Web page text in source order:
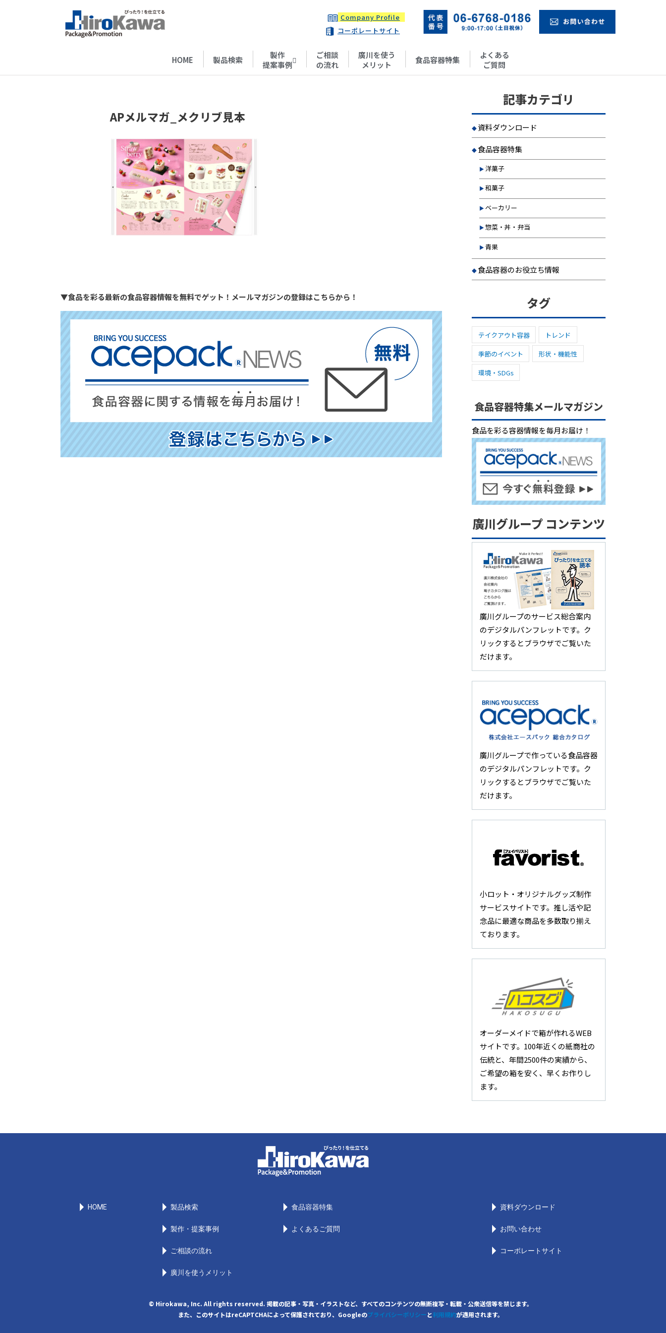
Company Profile
コーポレートサイト
HOME 製品検索
製作
提案事例
ご相談
の流れ
廣川を使う
メリット
食品容器特集
よくある
ご質問
APメルマガ_メクリブ見本
▼食品を彩る最新の食品容器情報を無料でゲット！メールマガジンの登録はこちらから！
記事カテゴリ
資料ダウンロード
食品容器特集
洋菓子
和菓子
ベーカリー
惣菜・丼・弁当
青果
食品容器のお役立ち情報
タグ
テイクアウト容器
トレンド
季節のイベント
形状・機能性
環境・SDGs
食品容器特集メールマガジン
食品を彩る容器情報を毎月お届け！
廣川グループ コンテンツ
廣川グループのサービス総合案内
のデジタルパンフレットです。ク
リックするとブラウザでご覧いた
だけます。
廣川グループで作っている食品容器
のデジタルパンフレットです。ク
リックするとブラウザでご覧いた
だけます。
小ロット・オリジナルグッズ制作
サービスサイトです。推し活や記
念品に最適な商品を多数取り揃え
ております。
オーダーメイドで箱が作れるWEB
サイトです。100年近くの紙商社の
伝統と、年間2500件の実績から、
ご希望の箱を安く、早くお作りし
ます。
HOME 製品検索
製作・提案事例
ご相談の流れ
廣川を使うメリット
食品容器特集
よくあるご質問
資料ダウンロード
お問い合わせ
コーポレートサイト
© Hirokawa, Inc. All rights reserved. 掲載の記事・写真・イラストなど、すべてのコンテンツの無断複写・転載・公衆送信等を禁じます。
また、このサイトはreCAPTCHAによって保護されており、Googleのプライバシーポリシーと利用規約が適用されます。